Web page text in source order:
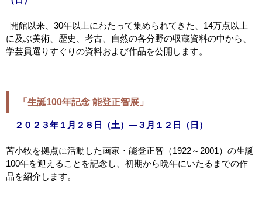
開館以来、 30年以上にわたって集められてきた、14万点以上
に及ぶ美術、歴史、考古、自然の各分野の収蔵資料の中から、
学芸員選りすぐりの資料および作品を公開します。
「生誕100年記念 能登正智展」
２０２３年１月２８日（土）―３月１２日（日）
苫小牧を拠点に活動した画家・能登正智（1922～2001）の生誕
100年を迎えることを記念し、初期から晩年にいたるまでの作
品を紹介します。